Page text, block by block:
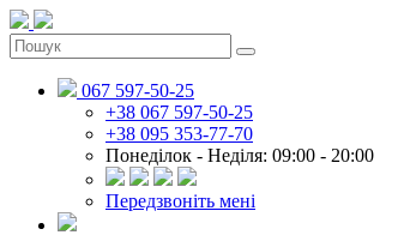
067 597-50-25
+38 067 597-50-25
+38 095 353-77-70
Понеділок - Неділя: 09:00 - 20:00
Передзвоніть мені